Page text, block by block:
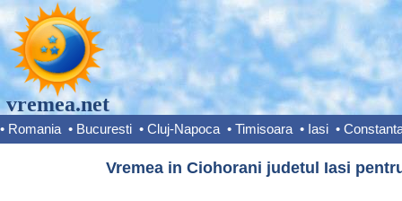
vremea.net
• Romania • Bucuresti • Cluj-Napoca • Timisoara • Iasi •
Vremea in Ciohorani judetul Iasi